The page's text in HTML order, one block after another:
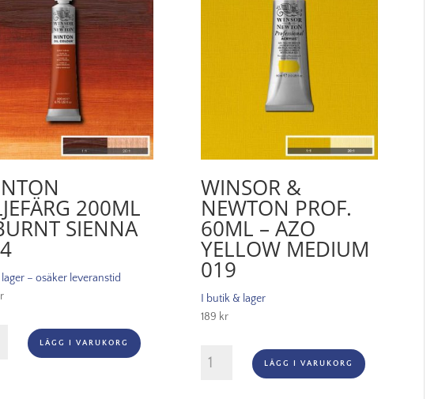
200ML
SIENNA
lager – osäker leveranstid
LÄGG I VARUKORG
WINSOR &
NEWTON PROF.
60ML – AZO
YELLOW MEDIUM
019
I butik & lager
189 kr
Winsor
LÄGG I VARUKORG